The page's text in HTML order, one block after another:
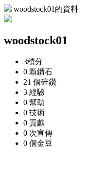
woodstock01的資料
woodstock01
3積分
0 顆鑽石
21 個碎鑽
3 經驗
0 幫助
0 技術
0 貢獻
0 次宣傳
0 個金豆